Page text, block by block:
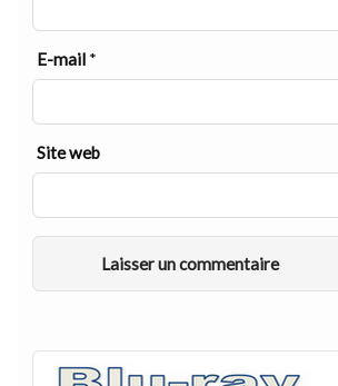
E-mail *
Site web